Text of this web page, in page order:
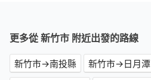
更多從 新竹市 附近出發的路線
新竹市→南投縣 新竹市→日月潭